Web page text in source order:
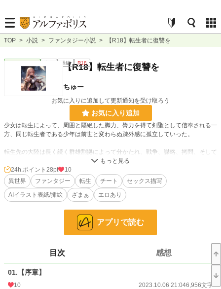
TOP > 小説 > ファンタジー小説 > 【R18】転生者に復讐を
長編 R18
【R18】転生者に復讐を
ちゅー
お気に入りに追加して更新通知を受け取ろう
お気に入り追加
少女は転生によって、周囲と隔絶した脚力、膂力を得て剣聖として信奉される一
方、同じ転生者である少年は前世と変わらぬ疎外感に孤立していった。
転生先の大陸は長く続く群雄割拠によって分かたれ、戦争、謀略、拷問、そして
人間の渇望が渦巻く大陸で繰り広げられる群像劇に彼らは自らの異能をどう用い
るのか。
23,276 位 / 228,957 件
24h.ポイント 28pt
10
異世界
ファンタジー 転生 チート
セックス描写
AIイラスト表紙/挿絵
ざまぁ エロあり
アプリで読む
目次 感想
01.【序章】
10 2023.10.06 21:046,956文字